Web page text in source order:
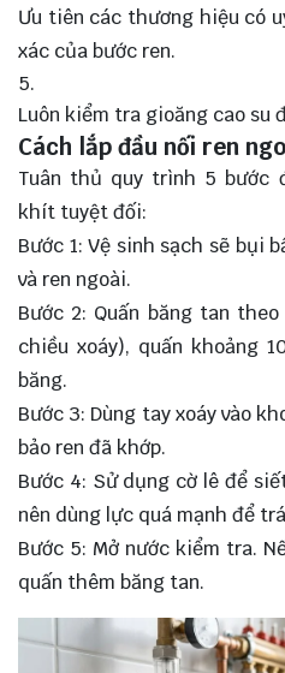
Ưu tiên các thương hiệu có
xác của bước ren.
Luôn kiểm tra gioăng cao su
Cách lắp đầu nối ren
Tuân thủ quy trình 5 bước
khít tuyệt đối:
Bước 1: Vệ sinh sạch sẽ bụi
và ren ngoài.
Bước 2: Quấn băng tan
chiều xoáy), quấn khoảng
băng.
Bước 3: Dùng tay xoáy vào
bảo ren đã khớp.
Bước 4: Sử dụng cờ lê để
nên dùng lực quá mạnh để
Bước 5: Mở nước kiểm tra.
quấn thêm băng tan.